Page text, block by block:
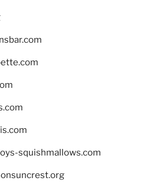
squishmallows.com